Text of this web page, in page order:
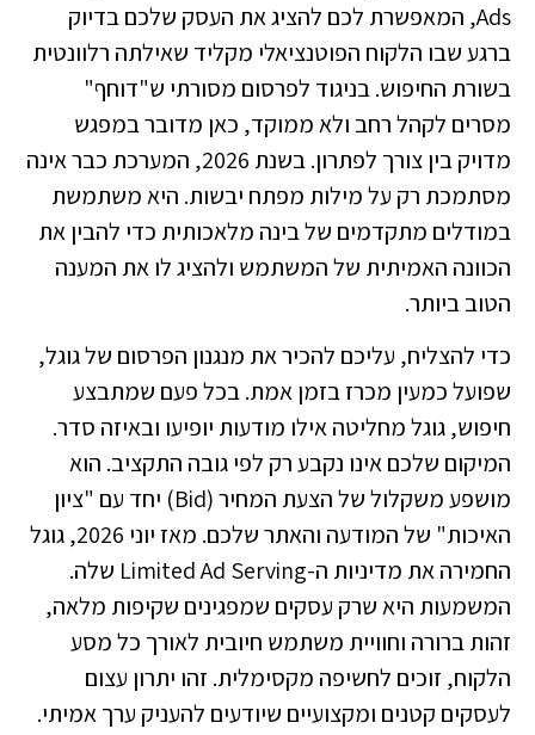
Ads, המאפשרת לכם להציג את העסק שלכם בדיוק
ברגע שבו הלקוח הפוטנציאלי מקליד שאילתה רלוונטית
בשורת החיפוש. בניגוד לפרסום מסורתי ש"דוחף"
מסרים לקהל רחב ולא ממוקד, כאן מדובר במפגש
מדויק בין צורך לפתרון. בשנת 2026, המערכת כבר אינה
מסתמכת רק על מילות מפתח יבשות. היא משתמשת
במודלים מתקדמים של בינה מלאכותית כדי להבין את
הכוונה האמיתית של המשתמש ולהציג לו את המענה
הטוב ביותר.
כדי להצליח, עליכם להכיר את מנגנון הפרסום של גוגל,
שפועל כמעין מכרז בזמן אמת. בכל פעם שמתבצע
חיפוש, גוגל מחליטה אילו מודעות יופיעו ובאיזה סדר.
המיקום שלכם אינו נקבע רק לפי גובה התקציב. הוא
מושפע משקלול של הצעת המחיר (Bid) יחד עם "ציון
האיכות" של המודעה והאתר שלכם. מאז יוני 2026, גוגל
החמירה את מדיניות ה-Limited Ad Serving שלה.
המשמעות היא שרק עסקים שמפגינים שקיפות מלאה,
זהות ברורה וחוויית משתמש חיובית לאורך כל מסע
הלקוח, זוכים לחשיפה מקסימלית. זהו יתרון עצום
לעסקים קטנים ומקצועיים שיודעים להעניק ערך אמיתי.